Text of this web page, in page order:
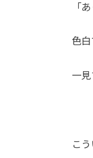
「
色白
一
こ